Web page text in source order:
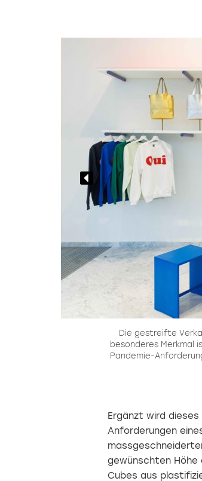
Die gestreifte
besonderes Merkmal
Pandemie-
Ergänzt wird
Anforderungen
gewünschten Höhe
Cubes aus